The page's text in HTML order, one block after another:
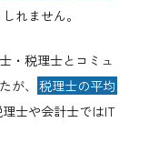
れません。
・税理士とコミュ
が、 税理士の平均
士や会計士ではIT